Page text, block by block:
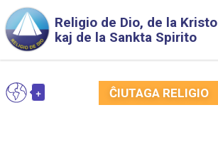
Skip to main content
Religio de Dio, de la Kristo
kaj de la Sankta Spirito
+
Toggle Dropdown
ĈIUTAGA RELIGIO